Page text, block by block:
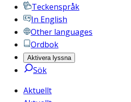
Teckenspråk
In English
Other languages
Ordbok
Aktivera lyssna
Sök
Aktuellt